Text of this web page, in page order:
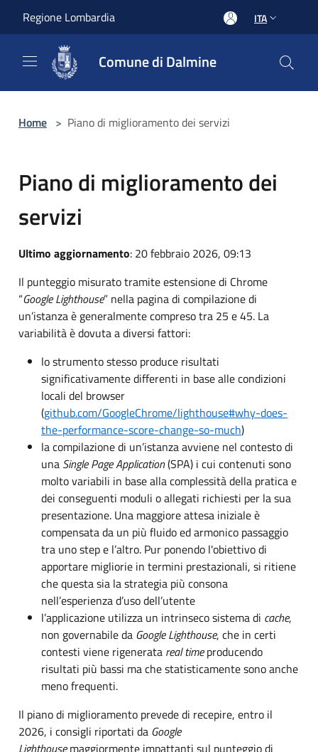
Regione Lombardia ITA
Comune di Dalmine
Home > Piano di miglioramento dei servizi
Piano di miglioramento dei
servizi
Ultimo aggiornamento: 20 febbraio 2026, 09:13
Il punteggio misurato tramite estensione di Chrome
“Google Lighthouse” nella pagina di compilazione di
un’istanza è generalmente compreso tra 25 e 45. La
variabilità è dovuta a diversi fattori:
lo strumento stesso produce risultati
significativamente differenti in base alle condizioni
locali del browser
(github.com/GoogleChrome/lighthouse#why-does-
the-performance-score-change-so-much)
la compilazione di un’istanza avviene nel contesto di
una Single Page Application(SPA) i cui contenuti sono
molto variabili in base alla complessità della pratica e
dei conseguenti moduli o allegati richiesti per la sua
presentazione. Una maggiore attesa iniziale è
compensata da un più fluido ed armonico passaggio
tra uno step e l’altro. Pur ponendo l'obiettivo di
apportare migliorie in termini prestazionali, si ritiene
che questa sia la strategia più consona
nell’esperienza d’uso dell’utente
l’applicazione utilizza un intrinseco sistema di cache,
non governabile da Google Lighthouse, che in certi
contesti viene rigenerata real timeproducendo
risultati più bassi ma che statisticamente sono anche
meno frequenti.
Il piano di miglioramento prevede di recepire, entro il
2026, i consigli riportati da Google
Lighthousemaggiormente impattanti sul punteggio di